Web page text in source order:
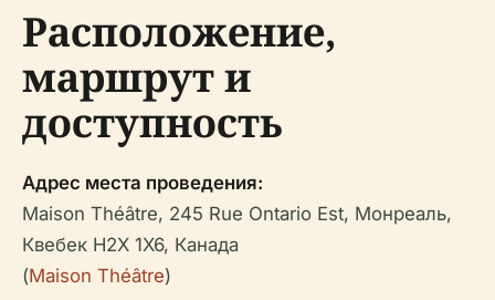
Расположение,
маршрут и
доступность
Адрес места проведения:
Maison Théâtre, 245 Rue Ontario Est, Монреаль,
Квебек H2X 1X6, Канада
(Maison Théâtre)